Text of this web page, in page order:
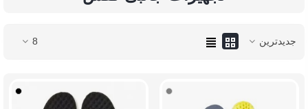
جدیدترین 8
خاکستری